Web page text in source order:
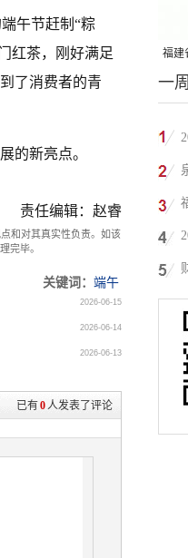
午节赶制“粽
红茶，刚好满足
了消费者的青
的新亮点。
责任编辑：赵睿
和对其真实性负责。如该
完毕。
关键词： 端午
2026-06-15
2026-06-14
2026-06-13
已有0人发表了评论
福建
国县
一